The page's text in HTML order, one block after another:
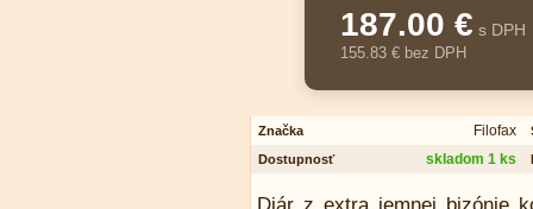
187.00 € s DPH
155.83 € bez DPH
Značka Filofax
Dostupnosť
skladom 1 ks